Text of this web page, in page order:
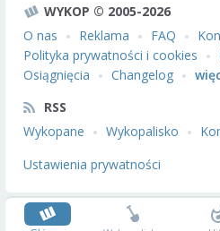
WYKOP © 2005-2026
O nas
Reklama FAQ
Polityka prywatności i cookies
Osiągnięcia
Changelog
RSS
Wykopane
Wykopalisko
Ustawienia prywatności